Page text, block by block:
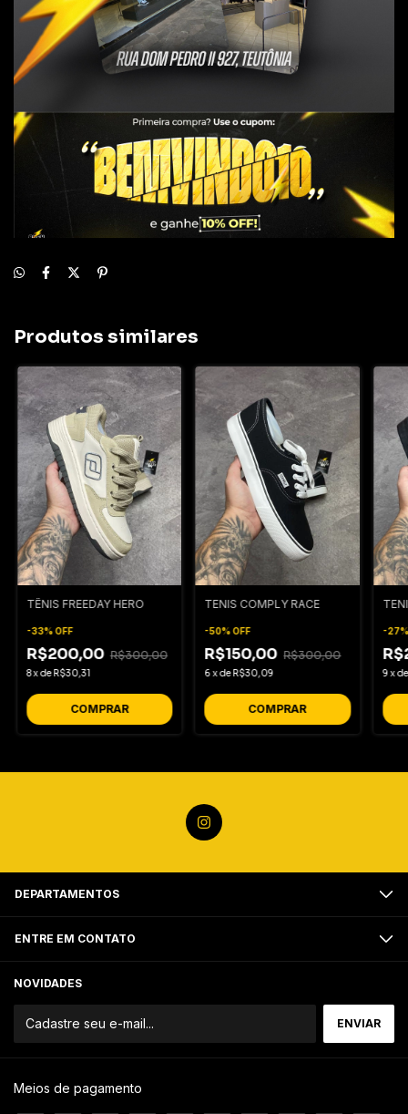
Produtos similares
TÊNIS FREEDAY HERO
-33%OFF
R$200,00 R$300,00
8xde R$30,31
COMPRAR
TENIS COMPLY RACE
-50%OFF
R$150,00 R$300,00
6xde R$30,09
COMPRAR
-27
9x
DEPARTAMENTOS
ENTRE EM CONTATO
NOVIDADES
Meios de pagamento